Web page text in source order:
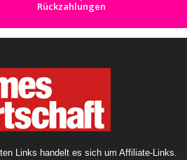
Rückzahlungen
Links handelt es sich um Affiliate-Links.